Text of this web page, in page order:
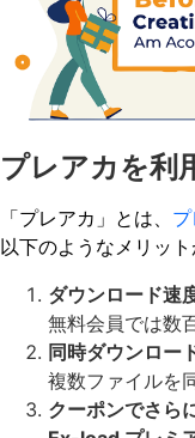
プレアカを利
「プレアカ」とは、
以下のようなメリット
ダウンロード速
無料会員では数
同時ダウンロー
複数ファイルを
クーポンでさら